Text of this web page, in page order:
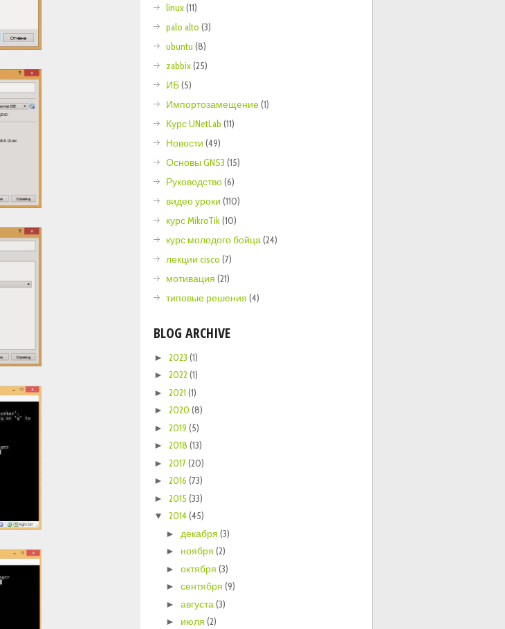
linux(11)
palo alto (3)
ubuntu (8)
zabbix(25)
ИБ(5)
Импортозамещение(1)
Курс UNetLab (11)
Новости (49)
Основы GNS3 (15)
Руководство(6)
видео уроки (110)
курс MikroTik(10)
курс молодого бойца(24)
лекции cisco (7)
мотивация (21)
типовые решения (4)
BLOG ARCHIVE
► 2023 (1)
► 2022 (1)
► 2021 (1)
► 2020 (8)
► 2019 (5)
► 2018 (13)
► 2017(20)
► 2016 (73)
► 2015 (33)
▼ 2014(45)
► декабря (3)
► ноября (2)
► октября (3)
► сентября (9)
► августа(3)
► июля (2)